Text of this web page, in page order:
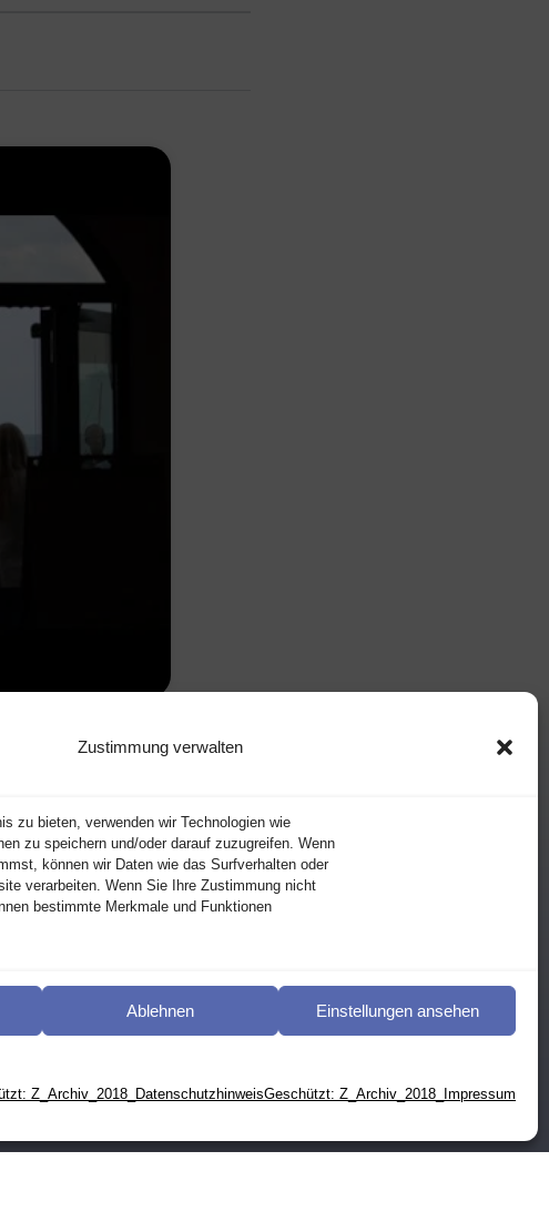
Zustimmung verwalten
zu bieten, verwenden wir Technologien wie
zu speichern und/oder darauf zuzugreifen. Wenn
können wir Daten wie das Surfverhalten oder
verarbeiten. Wenn Sie Ihre Zustimmung nicht
bestimmte Merkmale und Funktionen
Ablehnen Einstellungen ansehen
Z_Archiv_2018_DatenschutzhinweisGeschützt: Z_Archiv_2018_Impressum